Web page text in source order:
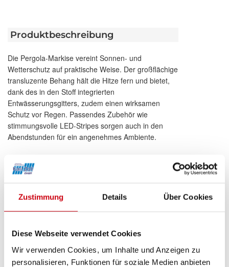
Zustimmung Details Über Cookies
Diese Webseite verwendet Cookies
Wir verwenden Cookies, um Inhalte und Anzeigen zu
personalisieren, Funktionen für soziale Medien anbieten
Produktbeschreibung
Die Pergola-Markise vereint Sonnen- und
Wetterschutz auf praktische Weise. Der großflächige
transluzente Behang hält die Hitze fern und bietet,
dank des in den Stoff integrierten
Entwässerungsgitters, zudem einen wirksamen
Schutz vor Regen. Passendes Zubehör wie
stimmungsvolle LED-Stripes sorgen auch in den
Abendstunden für ein angenehmes Ambiente.
Brillante Extras
Integrierte LED-Stripes
Heizstrahler
Bedienung von Markise und Beleuchtung mittels
WMS Sender
Terrassengestell